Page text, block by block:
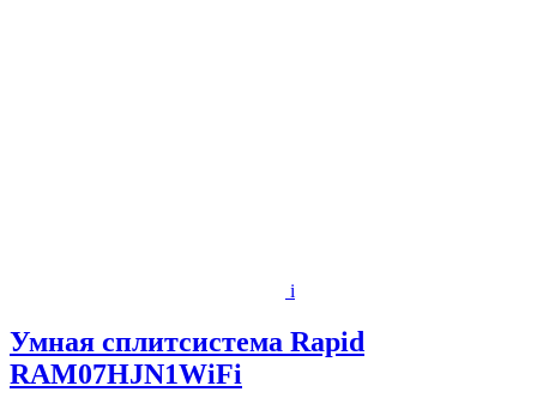
i
Умная сплитсистема Rapid
RAM07HJN1WiFi